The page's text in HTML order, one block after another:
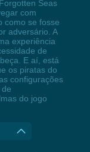
Seas
com
como se fosse
adversário. A
experiência
de
E aí, está
os piratas do
configurações
do jogo